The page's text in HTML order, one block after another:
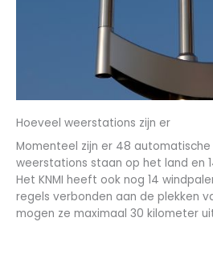
Hoeveel weerstations zijn er
Momenteel zijn er 48
weerstations staan op het land en
Het KNMI heeft ook nog 14
regels verbonden aan de plekken
mogen ze maximaal 30 kilometer